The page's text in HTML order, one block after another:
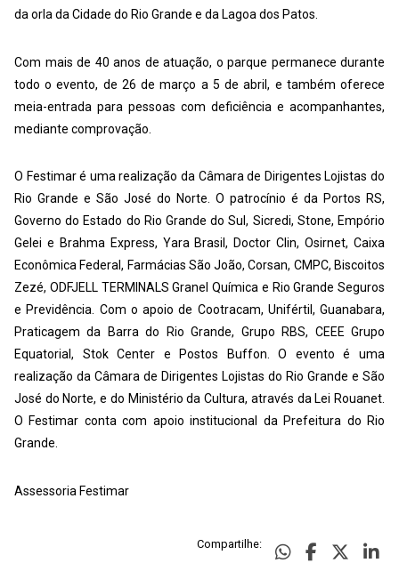
da orla da Cidade do Rio Grande e da Lagoa dos Patos.
Com mais de 40 anos de atuação, o parque permanece durante
todo o evento, de 26 de março a 5 de abril, e também oferece
meia-entrada para pessoas com deficiência e acompanhantes,
mediante comprovação.
O Festimar é uma realização da Câmara de Dirigentes Lojistas do
Rio Grande e São José do Norte. O patrocínio é da Portos RS,
Governo do Estado do Rio Grande do Sul, Sicredi, Stone, Empório
Gelei e Brahma Express, Yara Brasil, Doctor Clin, Osirnet, Caixa
Econômica Federal, Farmácias São João, Corsan, CMPC, Biscoitos
Zezé, ODFJELL TERMINALS Granel Química e Rio Grande Seguros
e Previdência. Com o apoio de Cootracam, Unifértil, Guanabara,
Praticagem da Barra do Rio Grande, Grupo RBS, CEEE Grupo
Equatorial, Stok Center e Postos Buffon. O evento é uma
realização da Câmara de Dirigentes Lojistas do Rio Grande e São
José do Norte, e do Ministério da Cultura, através da Lei Rouanet.
O Festimar conta com apoio institucional da Prefeitura do Rio
Grande.
Assessoria Festimar
Compartilhe: